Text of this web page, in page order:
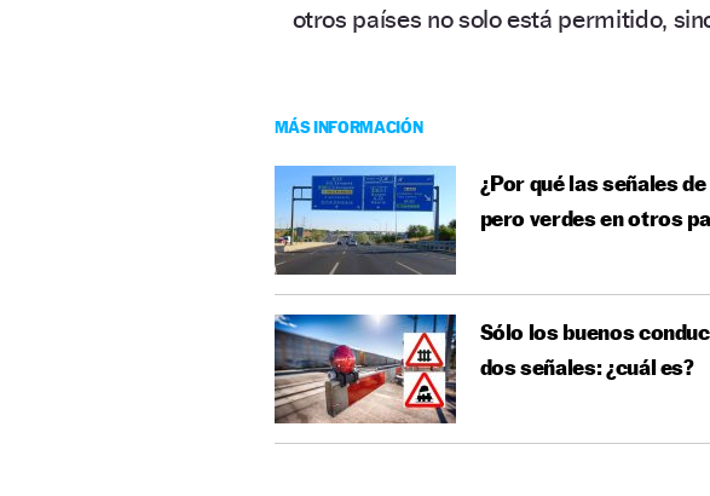
otros países no solo está permitido,
MÁS INFORMACIÓN
¿Por qué las señales
pero verdes en otros
Sólo los buenos
dos señales: ¿cuál es?